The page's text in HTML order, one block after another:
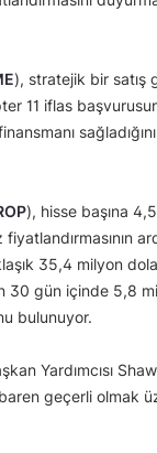
), stratejik bir satış
11 iflas
), hisse başına
35,4 milyon
30 gün içinde 5,8
bulunuyor.
Yardımcısı
geçerli olmak